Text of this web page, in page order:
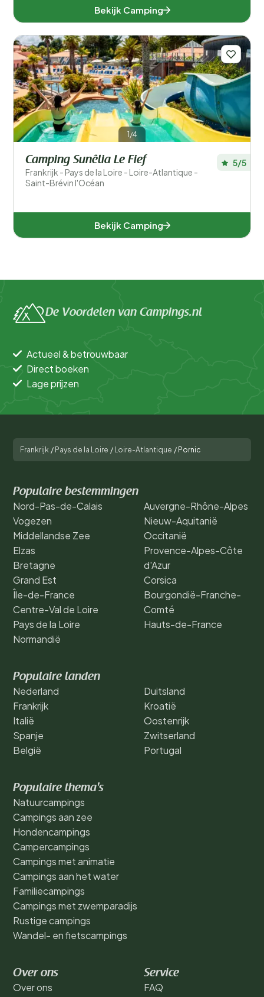
Bekijk Camping
1/4
Camping Sunêlia Le Fief
Frankrijk - Pays de la Loire - Loire-Atlantique -
Saint-Brévin l'Océan
5/5
Bekijk Camping
De Voordelen van Campings.nl
Actueel & betrouwbaar
Direct boeken
Lage prijzen
Frankrijk / Pays de la Loire / Loire-Atlantique / Pornic
Populaire bestemmingen
Nord-Pas-de-Calais
Vogezen
Middellandse Zee
Elzas
Bretagne
Grand Est
Île-de-France
Centre-Val de Loire
Pays de la Loire
Normandië
Auvergne-Rhône-Alpes
Nieuw-Aquitanië
Occitanië
Provence-Alpes-Côte
d'Azur
Corsica
Bourgondië-Franche-
Comté
Hauts-de-France
Populaire landen
Nederland
Frankrijk
Italië
Spanje
België
Duitsland
Kroatië
Oostenrijk
Zwitserland
Portugal
Populaire thema's
Natuurcampings
Campings aan zee
Hondencampings
Campercampings
Campings met animatie
Campings aan het water
Familiecampings
Campings met zwemparadijs
Rustige campings
Wandel- en fietscampings
Over ons
Over ons
Service
FAQ